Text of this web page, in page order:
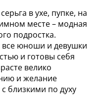
в ухе, пупке, на
месте – модная
подростка.
все юноши и девушки
и готовы себя
велико
и желание
близкими по духу